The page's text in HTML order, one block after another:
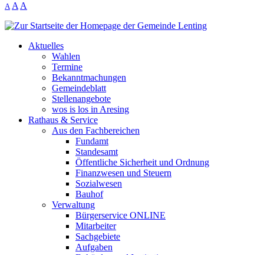
A A A
Aktuelles
Wahlen
Termine
Bekanntmachungen
Gemeindeblatt
Stellenangebote
wos is los in Aresing
Rathaus & Service
Aus den Fachbereichen
Fundamt
Standesamt
Öffentliche Sicherheit und Ordnung
Finanzwesen und Steuern
Sozialwesen
Bauhof
Verwaltung
Bürgerservice ONLINE
Mitarbeiter
Sachgebiete
Aufgaben